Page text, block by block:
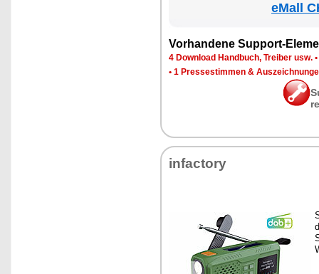
eMall
Vor­han­de­ne Sup­port-
4 Down­load Hand­buch, Trei­ber usw. •
• 1 Pres­se­stim­men &
in­fac­to­ry